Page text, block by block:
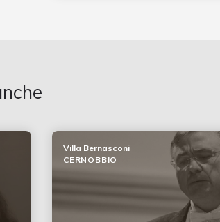
Villa Bernasconi
CERNOBBIO